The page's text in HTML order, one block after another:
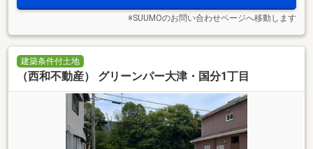
※SUUMOのお問い合わせページへ移動します
建築条件付土地
（西和不動産） グリーンパー大津・国分1丁目